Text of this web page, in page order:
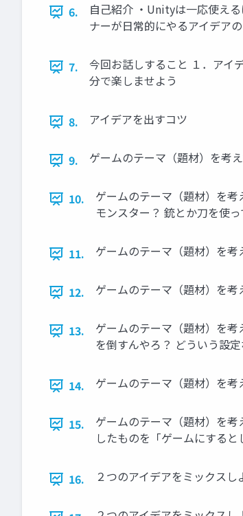
6.
自己紹介 ・Unityは一応使え
ナーが日常的にやるアイデア
7.
今回お話しすること １．アイ
分で楽しませよう
8. アイデアを出すコツ
9. ゲームのテーマ（題材）を考
10.
ゲームのテーマ（題材）を
モンスター？ 銃とか刀を使
11. ゲームのテーマ（題材）を
12. ゲームのテーマ（題材）を
13.
ゲームのテーマ（題材）を
を倒すんやろ？ どういう設
14. ゲームのテーマ（題材）を
15.
ゲームのテーマ（題材）を
したものを「ゲームにする
16. ２つのアイデアをミックスし